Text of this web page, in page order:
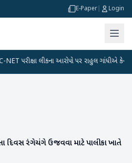
E-Paper Login
પરીક્ષા લીકના આરોપો પર રાહુલ ગાંધીએ કેન્દ્ર પર
દિવસ રંગેચંગે ઉજવવા માટે પાલીકા ખાતે